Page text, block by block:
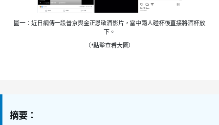
圖一：近日網傳一段普京與金正恩敬酒影片，當中兩人碰杯後直接將酒杯放
下。
（*點擊查看大圖）
摘要：